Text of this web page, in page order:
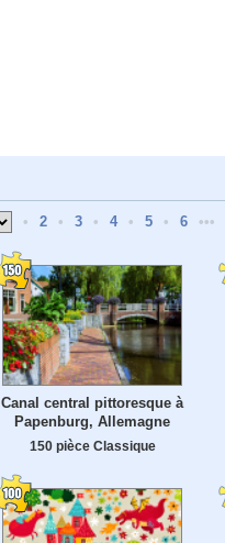
• 2 • 3 • 4 • 5 • 6 •••
Canal central pittoresque à
Papenburg, Allemagne
150 pièce Classique